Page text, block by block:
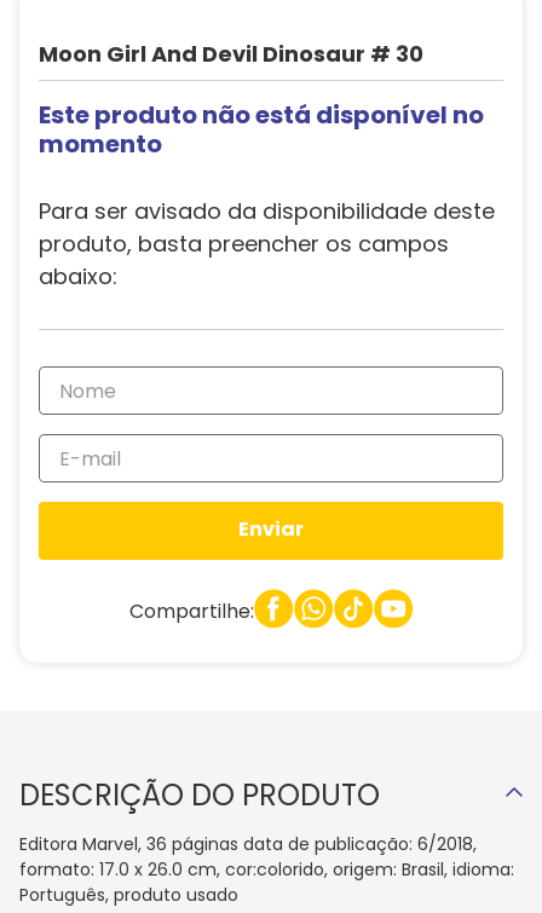
Moon Girl And Devil Dinosaur # 30
Este produto não está disponível no
momento
Para ser avisado da disponibilidade deste
produto, basta preencher os campos
abaixo:
Enviar
Compartilhe:
DESCRIÇÃO DO PRODUTO
Editora Marvel, 36 páginas data de publicação: 6/2018,
formato: 17.0 x 26.0 cm, cor:colorido, origem: Brasil, idioma:
Português, produto usado